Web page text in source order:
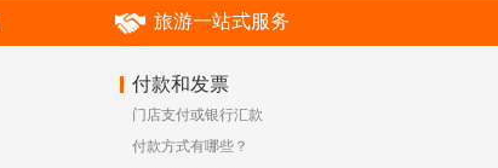
旅游一站式服务
付款和发票
门店支付或银行汇款
付款方式有哪些？